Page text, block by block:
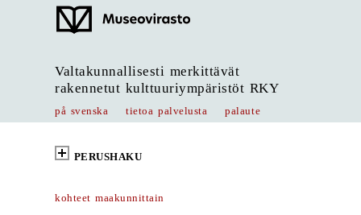
Valtakunnallisesti merkittävät
rakennetut kulttuuriympäristöt RKY
på svenska tietoa palvelusta palaute
PERUSHAKU
kohteet maakunnittain